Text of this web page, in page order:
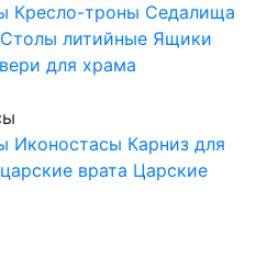
Кресло-троны Седалища
Столы литийные Ящики
для храма
Иконостасы Карниз для
врата Царские